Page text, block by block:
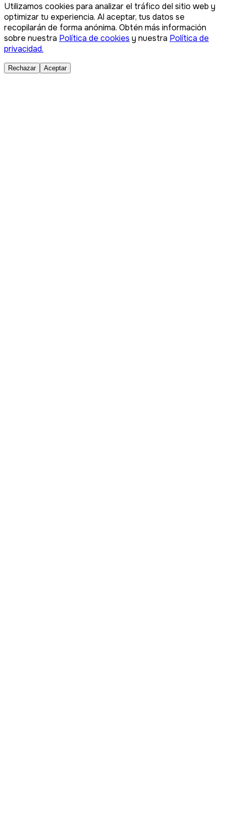
Utilizamos cookies para analizar el tráfico del sitio web y
optimizar tu experiencia. Al aceptar, tus datos se
recopilarán de forma anónima. Obtén más información
sobre nuestra Política de cookies y nuestra Política de
privacidad.
Rechazar Aceptar